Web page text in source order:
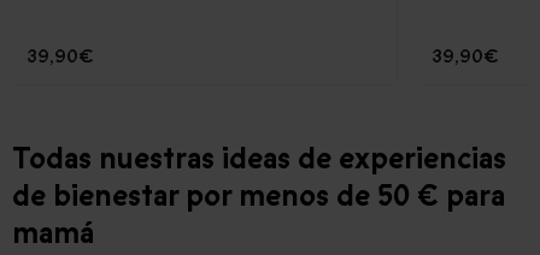
39,90€ 39,90€
Todas nuestras ideas de experiencias
de bienestar por menos de 50 € para
mamá